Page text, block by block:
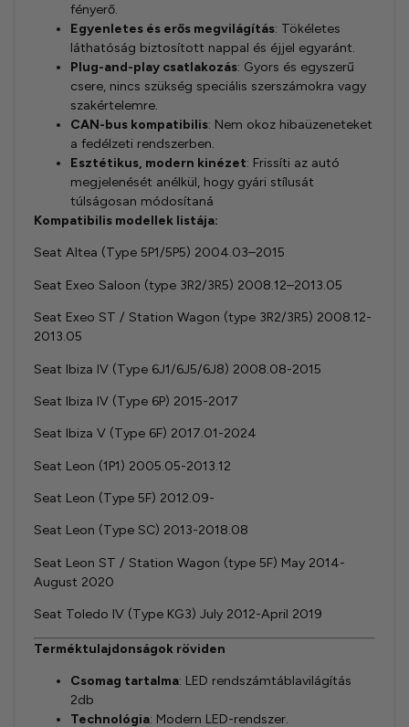
fényerő.
Egyenletes és erős megvilágítás: Tökéletes
láthatóság biztosított nappal és éjjel egyaránt.
Plug-and-play csatlakozás: Gyors és egyszerű
csere, nincs szükség speciális szerszámokra vagy
szakértelemre.
CAN-bus kompatibilis: Nem okoz hibaüzeneteket
a fedélzeti rendszerben.
Esztétikus, modern kinézet: Frissíti az autó
megjelenését anélkül, hogy gyári stílusát
túlságosan módosítaná
Kompatibilis modellek listája:
Seat Altea (Type 5P1/5P5) 2004.03–2015
Seat Exeo Saloon (type 3R2/3R5) 2008.12–2013.05
Seat Exeo ST / Station Wagon (type 3R2/3R5) 2008.12-
2013.05
Seat Ibiza IV (Type 6J1/6J5/6J8) 2008.08-2015
Seat Ibiza IV (Type 6P) 2015-2017
Seat Ibiza V (Type 6F) 2017.01-2024
Seat Leon (1P1) 2005.05-2013.12
Seat Leon (Type 5F) 2012.09-
Seat Leon (Type SC) 2013-2018.08
Seat Leon ST / Station Wagon (type 5F) May 2014-
August 2020
Seat Toledo IV (Type KG3) July 2012-April 2019
Terméktulajdonságok röviden
Csomag tartalma: LED rendszámtáblavilágítás
2db
Technológia: Modern LED-rendszer.